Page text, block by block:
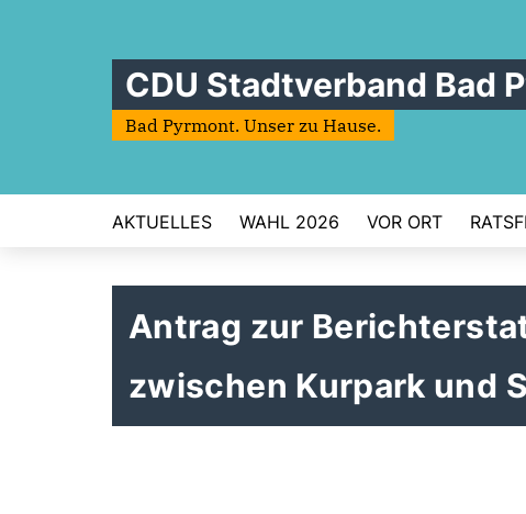
CDU Stadtverband Bad
Bad Pyrmont. Unser zu Hause.
AKTUELLES WAHL 2026 VOR ORT
Antrag zur
zwischen Kurpark und